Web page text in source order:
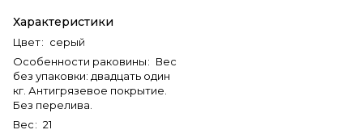
Характеристики
Цвет: серый
Особенности раковины: Вес
без упаковки: двадцать один
кг. Антигрязевое покрытие.
Без перелива.
Вес: 21